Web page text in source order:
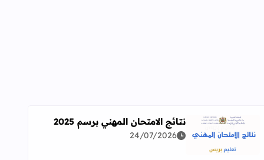
معمقة للوضعيات المهنية وفق آخر توصيف
اقرأ المزيد عن نتائج الامتحان المهني برسم 2025
نتائج الامتحان المهني برسم 2025
24/07/2026